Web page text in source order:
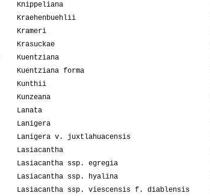
Knippeliana
Kraehenbuehlii
Krameri
Krasuckae
Kuentziana
Kuentziana forma
Kunthii
Kunzeana
Lanata
Lanigera
Lanigera v. juxtlahuacensis
Lasiacantha
Lasiacantha ssp. egregia
Lasiacantha ssp. hyalina
Lasiacantha ssp. viescensis f. diablensis